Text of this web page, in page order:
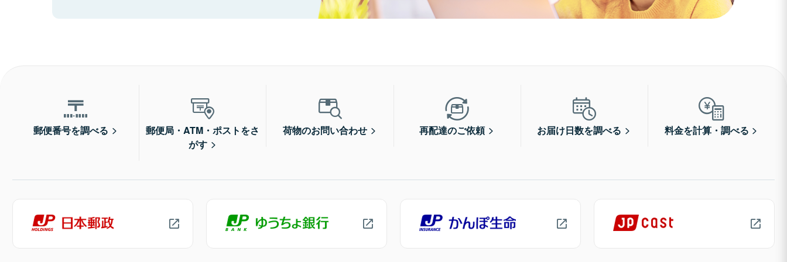
郵便番号を調べる
郵便局・ATM・ポストをさ
がす
荷物のお問い合わせ 再配達のご依頼 お届け日数を調べる 料金を計算・調べる